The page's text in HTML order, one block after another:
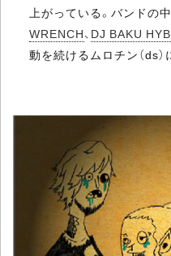
上がっている。バンドの
WRENCH、 DJ BAKU
動を続けるムロチン（ds）